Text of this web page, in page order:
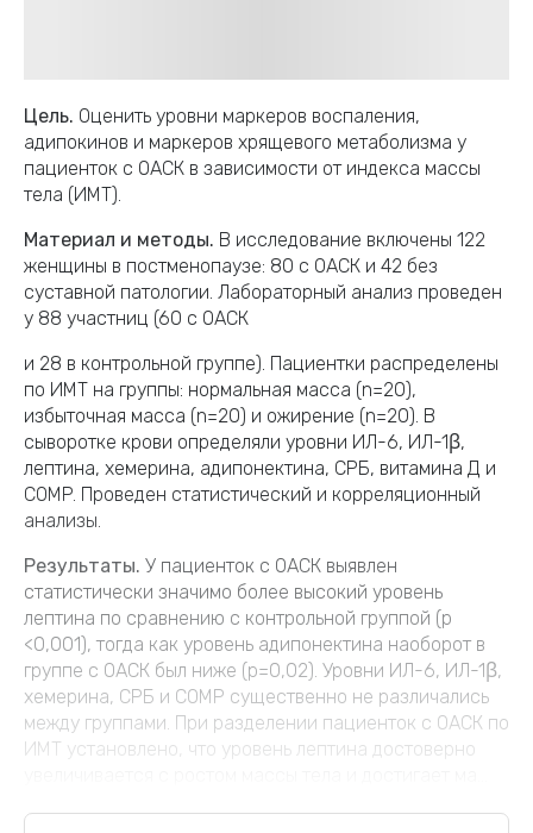
Цель. Оценить уровни маркеров воспаления,
адипокинов и маркеров хрящевого метаболизма у
пациенток с ОАСК в зависимости от индекса массы
тела (ИМТ).
Материал и методы. В исследование включены 122
женщины в постменопаузе: 80 с ОАСК и 42 без
суставной патологии. Лабораторный анализ проведен
у 88 участниц (60 с ОАСК
и 28 в контрольной группе). Пациентки распределены
по ИМТ на группы: нормальная масса (n=20),
избыточная масса (n=20) и ожирение (n=20). В
сыворотке крови определяли уровни ИЛ-6, ИЛ-1β,
лептина, хемерина, адипонектина, СРБ, витамина Д и
COMP. Проведен статистический и корреляционный
анализы.
Результаты. У пациенток с ОАСК выявлен
статистически значимо более высокий уровень
лептина по сравнению с контрольной группой (p
<0,001), тогда как уровень адипонектина наоборот в
группе с ОАСК был ниже (p=0,02). Уровни ИЛ-6, ИЛ-1β,
хемерина, СРБ и COMP существенно не различались
между группами. При разделении пациенток с ОАСК по
ИМТ установлено, что уровень лептина достоверно